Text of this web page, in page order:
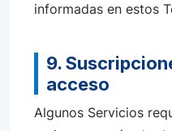
informadas en estos
9.
acceso
Algunos Servicios